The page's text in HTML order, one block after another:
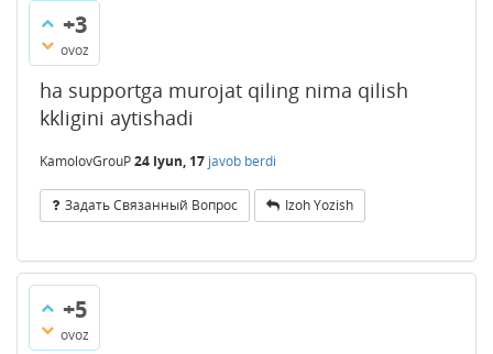
+3
ovoz
ha supportga murojat qiling nima qilish
kkligini aytishadi
KamolovGrouP24 Iyun, 17 javob berdi
Задать Связанный Вопрос Izoh Yozish
+5
ovoz